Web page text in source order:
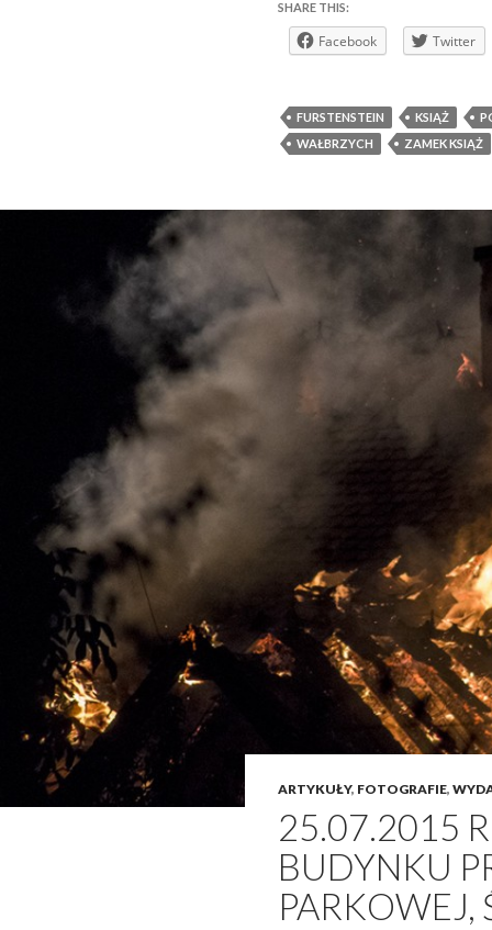
SHARE THIS:
Facebook Twitter
FURSTENSTEIN KSIĄŻ
WAŁBRZYCH
ZAMEK KSIĄŻ
ARTYKUŁY, FOTOGRAFIE,
25.07.2015
BUDYNKU